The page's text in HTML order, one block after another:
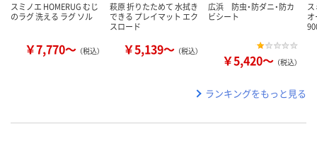
スミノエ HOMERUG むじ
のラグ 洗える ラグ ソル
￥7,770～ （税込）
萩原 折りたためて 水拭き
できる プレイマット エク
スロード
￥5,139～ （税込）
広浜 防虫・防ダニ・防カ
ビシート
￥5,420～ （税込）
ランキングをもっと見る